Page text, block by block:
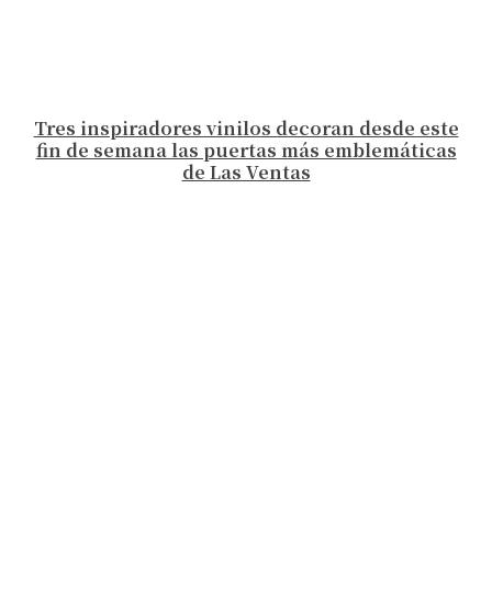
Tres inspiradores vinilos decoran desde este
fin de semana las puertas más emblemáticas
de Las Ventas